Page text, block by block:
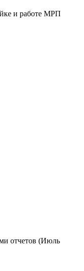
и работе МРП
отчетов (Июль